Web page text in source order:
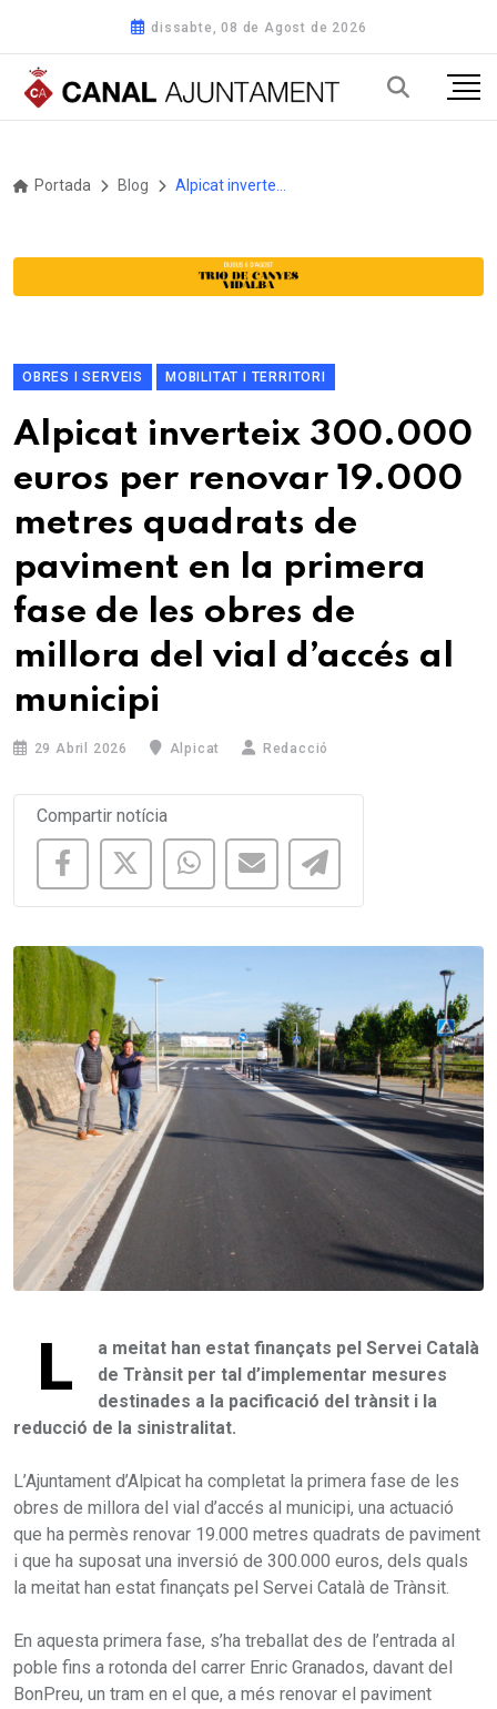
dissabte, 08 de Agost de 2026
Portada Blog
OBRES I SERVEIS MOBILITAT I TERRITORI
Alpicat inverteix 300.000
euros per renovar 19.000
metres quadrats de
paviment en la primera
fase de les obres de
millora del vial d’accés al
municipi
29 Abril 2026 Alpicat Redacció
Compartir notícia
L
a meitat han estat finançats pel Servei Català
de Trànsit per tal d’implementar mesures
destinades a la pacificació del trànsit i la
reducció de la sinistralitat.
L’Ajuntament d’Alpicat ha completat la primera fase de les
obres de millora del vial d’accés al municipi, una actuació
que ha permès renovar 19.000 metres quadrats de paviment
i que ha suposat una inversió de 300.000 euros, dels quals
la meitat han estat finançats pel Servei Català de Trànsit.
En aquesta primera fase, s’ha treballat des de l’entrada al
poble fins a rotonda del carrer Enric Granados, davant del
BonPreu, un tram en el que, a més renovar el paviment